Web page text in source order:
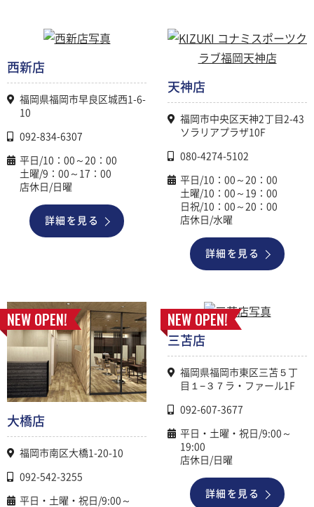
西新店
福岡県福岡市早良区城西1-6-
10
092-834-6307
平日/10：00～20：00
土曜/9：00～17：00
店休日/日曜
詳細を見る
天神店
福岡市中央区天神2丁目2-43
ソラリアプラザ10F
080-4274-5102
平日/10：00～20：00
土曜/10：00～19：00
日祝/10：00～20：00
店休日/水曜
詳細を見る
NEW OPEN!
大橋店
福岡市南区大橋1-20-10
092-542-3255
平日・土曜・祝日/9:00～
NEW OPEN!
三苫店
福岡県福岡市東区三苫５丁
目１−３７ラ・ファール1F
092-607-3677
平日・土曜・祝日/9:00～
19:00
店休日/日曜
詳細を見る